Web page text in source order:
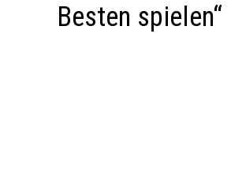
Besten spielen“